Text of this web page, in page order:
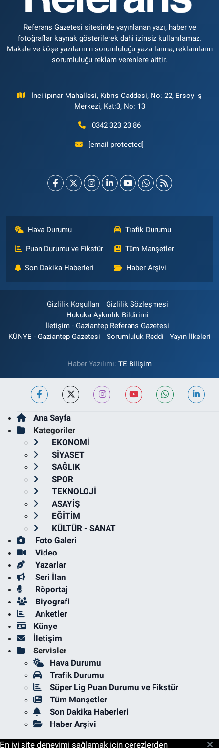
Referans Gazetesi sitesinde yayınlanan yazı, haber ve
fotoğraflar kaynak gösterilerek dahi izinsiz kullanılamaz.
Makale ve köşe yazılarının sorumluluğu yazarlarına, reklamların
sorumluluğu reklam verenlere aittir.
İncilipınar Mahallesi, Kıbrıs Caddesi, No: 22, Ersoy İş
Merkezi, Kat:3, No: 13
0342 323 23 86
[email protected]
Hava Durumu Trafik Durumu
Puan Durumu ve Fikstür Tüm Manşetler
Son Dakika Haberleri Haber Arşivi
Gizlilik Koşulları
Gizlilik Sözleşmesi
Hukuka Aykırılık Bildirimi
İletişim - Gaziantep Referans Gazetesi
KÜNYE - Gaziantep Gazetesi
Sorumluluk Reddi Yayın İlkeleri
Haber Yazılımı: TE Bilişim
Ana Sayfa
Kategoriler
EKONOMİ
SİYASET
SAĞLIK
SPOR
TEKNOLOJİ
ASAYİŞ
EĞİTİM
KÜLTÜR - SANAT
Foto Galeri
Video
Yazarlar
Seri İlan
Röportaj
Biyografi
Anketler
Künye
İletişim
Servisler
Hava Durumu
Trafik Durumu
Süper Lig Puan Durumu ve Fikstür
Tüm Manşetler
Son Dakika Haberleri
Haber Arşivi
En iyi site deneyimi sağlamak için çerezlerden